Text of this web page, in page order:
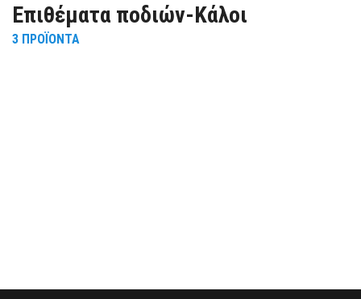
Eπιθέματα ποδιών-Κάλοι
3 ΠΡΟΪΌΝΤΑ